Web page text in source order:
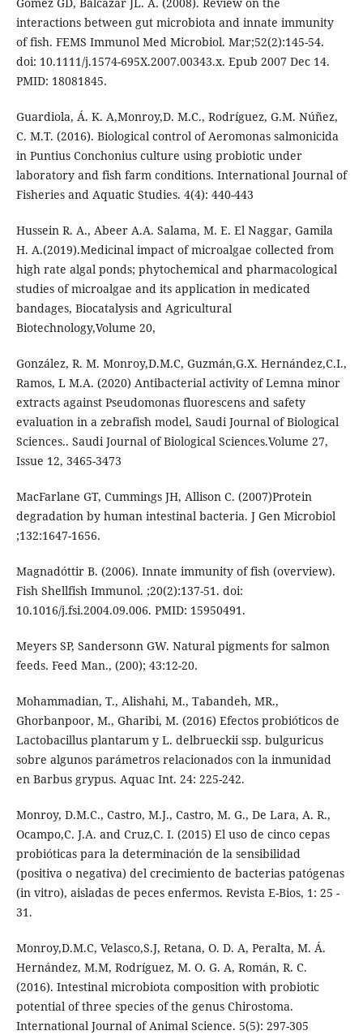
interactions between gut microbiota and innate immunity
of fish. FEMS Immunol Med Microbiol. Mar;52(2):145-54.
doi: 10.1111/j.1574-695X.2007.00343.x. Epub 2007 Dec 14.
PMID: 18081845.
Guardiola, Á. K. A,Monroy,D. M.C., Rodríguez, G.M. Núñez,
C. M.T. (2016). Biological control of Aeromonas salmonicida
in Puntius Conchonius culture using probiotic under
laboratory and fish farm conditions. International Journal of
Fisheries and Aquatic Studies. 4(4): 440-443
Hussein R. A., Abeer A.A. Salama, M. E. El Naggar, Gamila
H. A.(2019).Medicinal impact of microalgae collected from
high rate algal ponds; phytochemical and pharmacological
studies of microalgae and its application in medicated
bandages, Biocatalysis and Agricultural
Biotechnology,Volume 20,
González, R. M. Monroy,D.M.C, Guzmán,G.X. Hernández,C.I.,
Ramos, L M.A. (2020) Antibacterial activity of Lemna minor
extracts against Pseudomonas fluorescens and safety
evaluation in a zebrafish model, Saudi Journal of Biological
Sciences.. Saudi Journal of Biological Sciences.Volume 27,
Issue 12, 3465-3473
MacFarlane GT, Cummings JH, Allison C. (2007)Protein
degradation by human intestinal bacteria. J Gen Microbiol
;132:1647-1656.
Magnadóttir B. (2006). Innate immunity of fish (overview).
Fish Shellfish Immunol. ;20(2):137-51. doi:
10.1016/j.fsi.2004.09.006. PMID: 15950491.
Meyers SP, Sandersonn GW. Natural pigments for salmon
feeds. Feed Man., (200); 43:12-20.
Mohammadian, T., Alishahi, M., Tabandeh, MR.,
Ghorbanpoor, M., Gharibi, M. (2016) Efectos probióticos de
Lactobacillus plantarum y L. delbrueckii ssp. bulguricus
sobre algunos parámetros relacionados con la inmunidad
en Barbus grypus. Aquac Int. 24: 225-242.
Monroy, D.M.C., Castro, M.J., Castro, M. G., De Lara, A. R.,
Ocampo,C. J.A. and Cruz,C. I. (2015) El uso de cinco cepas
probióticas para la determinación de la sensibilidad
(positiva o negativa) del crecimiento de bacterias patógenas
(in vitro), aisladas de peces enfermos. Revista E-Bios, 1: 25 -
31.
Monroy,D.M.C, Velasco,S.J, Retana, O. D. A, Peralta, M. Á.
Hernández, M.M, Rodríguez, M. O. G. A, Román, R. C.
(2016). Intestinal microbiota composition with probiotic
potential of three species of the genus Chirostoma.
International Journal of Animal Science. 5(5): 297-305